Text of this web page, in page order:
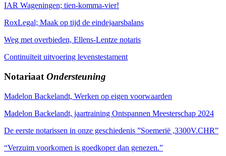
IAR Wageningen; tien-komma-vier!
RoxLegal; Maak op tijd de eindejaarsbalans
Weg met overbieden, Ellens-Lentze notaris
Continuïteit uitvoering levenstestament
Notariaat Ondersteuning
Madelon Backelandt, Werken op eigen voorwaarden
Madelon Backelandt, jaartraining Ontspannen Meesterschap 2024
De eerste notarissen in onze geschiedenis ”Soemerië ,3300V.CHR”
“Verzuim voorkomen is goedkoper dan genezen.”